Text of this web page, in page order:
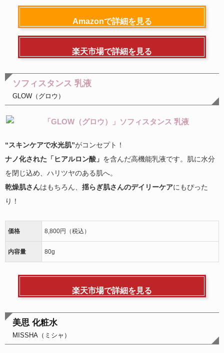
Amazonで詳細を見る
楽天市場で詳細を見る
ソフィスタンス 乳液
GLOW（グロウ）
“スキンケアで水光肌”がコンセプト！
ナノ化された「ヒアルロン酸」 を含んだ高機能乳液です。肌に水分
を閉じ込め、ハリツヤのある肌へ。
乾燥肌さんはもちろん、 揺らぎ肌さんのデイリーケアにもぴった
り！
価格 8,800円（税込）
内容量 80g
楽天市場で詳細を見る
美思 化粧水
MISSHA（ミシャ）